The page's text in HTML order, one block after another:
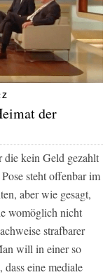
der
die kein Geld gezahlt
steht offenbar im
aber wie gesagt,
womöglich nicht
strafbarer
will in einer so
eine mediale